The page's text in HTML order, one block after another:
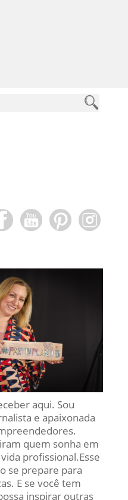
aqui. Sou
e apaixonada
quem sonha em
profissional.Esse
se prepare para
E se você tem
inspirar outras